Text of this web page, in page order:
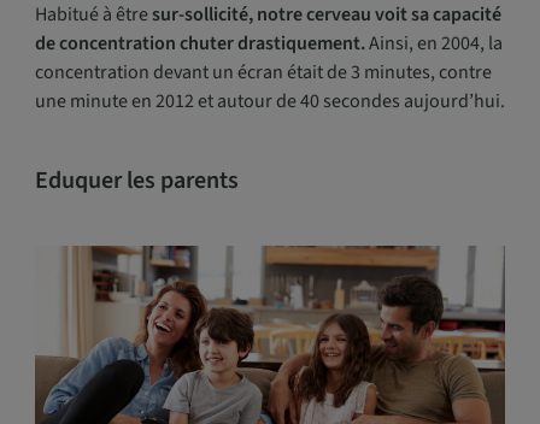
Habitué à êtresur-sollicité, notre cerveau voit sa capacité
de concentration chuter drastiquement.Ainsi, en 2004, la
concentration devant un écran était de 3 minutes, contre
une minute en 2012 et autour de 40 secondes aujourd’hui.
Eduquer les parents